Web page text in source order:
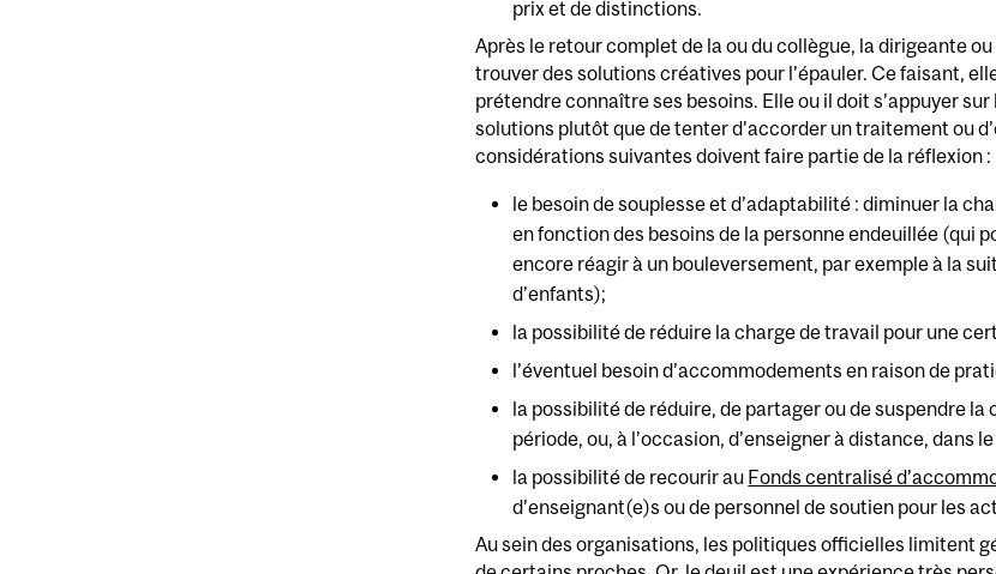
prix et de distinctions.
Après le retour complet de la ou du collègue, la dirigeante
trouver des solutions créatives pour l’épauler. Ce faisant,
prétendre connaître ses besoins. Elle ou il doit s’appuyer
solutions plutôt que de tenter d’accorder un traitement ou
considérations suivantes doivent faire partie de la réflexion :
le besoin de souplesse et d’adaptabilité : diminuer la
en fonction des besoins de la personne endeuillée (qui
encore réagir à un bouleversement, par exemple à la
d’enfants);
la possibilité de réduire la charge de travail pour une
l’éventuel besoin d’accommodements en raison de
la possibilité de réduire, de partager ou de suspendre
période, ou, à l’occasion, d’enseigner à distance, dans
la possibilité de recourir au Fonds centralisé
d’enseignant(e)s ou de personnel de soutien pour les
Au sein des organisations, les politiques officielles limitent